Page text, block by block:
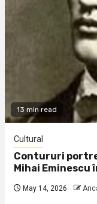
13 min read
Cultural
Contururi
Mihai Eminescu
May 14, 2026